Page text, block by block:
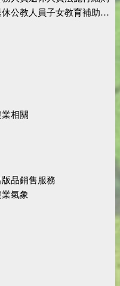
公教人員子女教育補助規定
業相關
版品銷售服務
業氣象